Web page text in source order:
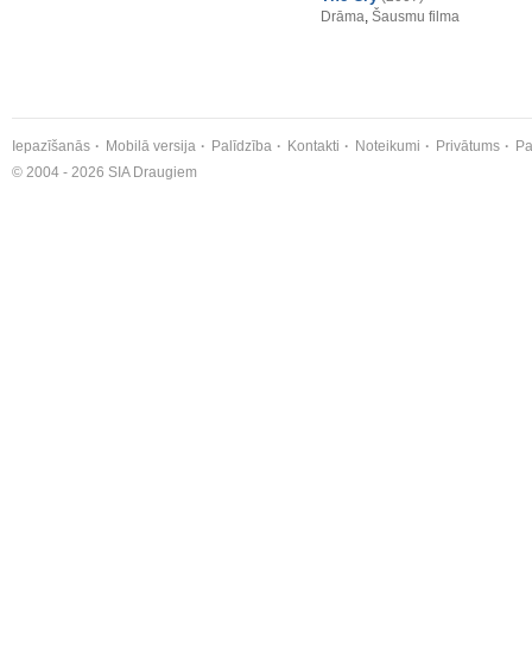
Drāma, Šausmu filma
Iepazīšanās Mobilā versija Palīdzība Kontakti Noteikumi Privātums
© 2004 - 2026 SIA Draugiem